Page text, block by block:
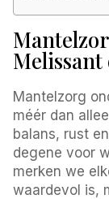
Mantelzorg
méér dan
balans, rust
degene voor
merken we
waardevol is,